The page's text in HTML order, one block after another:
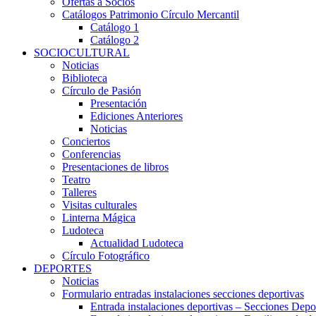
Catálogos Patrimonio Círculo Mercantil
Catálogo 1
Catálogo 2
SOCIOCULTURAL
Noticias
Biblioteca
Círculo de Pasión
Presentación
Ediciones Anteriores
Noticias
Conciertos
Conferencias
Presentaciones de libros
Teatro
Talleres
Visitas culturales
Linterna Mágica
Ludoteca
Actualidad Ludoteca
Círculo Fotográfico
DEPORTES
Noticias
Formulario entradas instalaciones secciones deportivas
Entrada instalaciones deportivas – Secciones